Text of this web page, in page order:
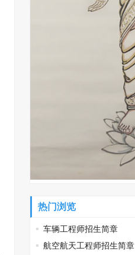
热门浏览
车辆工程师招生简章
航空航天工程师招生简章